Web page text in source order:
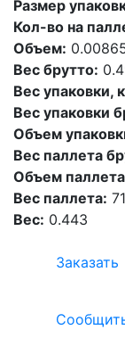
Размер
Кол-во на
Объем:
Вес брутто:
Вес упаковки,
Вес упаковки
Объем
Вес паллета
Объем
Вес паллета:
Вес: 0.443
Заказать